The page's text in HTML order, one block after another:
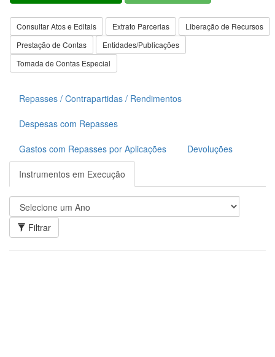
Consultar Atos e Editais Extrato Parcerias
Liberação de Recursos
Prestação de Contas
Entidades/Publicações
Tomada de Contas Especial
Repasses / Contrapartidas / Rendimentos
Despesas com Repasses
Gastos com Repasses por Aplicações Devoluções
Instrumentos em Execução
Filtrar